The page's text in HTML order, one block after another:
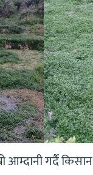
आम्दानी गर्दै किसान